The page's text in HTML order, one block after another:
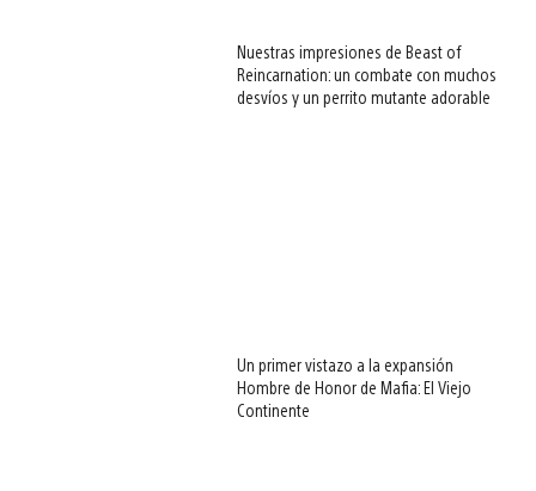
Nuestras impresiones de Beast of
Reincarnation: un combate con muchos
desvíos y un perrito mutante adorable
Un primer vistazo a la expansión
Hombre de Honor de Mafia: El Viejo
Continente